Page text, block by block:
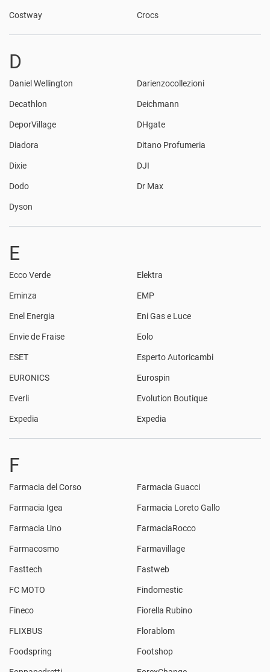
Costway Crocs
D
Daniel Wellington Darienzocollezioni
Decathlon Deichmann
DeporVillage DHgate
Diadora Ditano Profumeria
Dixie DJI
Dodo Dr Max
Dyson
E
Ecco Verde Elektra
Eminza EMP
Enel Energia Eni Gas e Luce
Envie de Fraise Eolo
ESET Esperto Autoricambi
EURONICS Eurospin
Everli Evolution Boutique
Expedia Expedia
F
Farmacia del Corso Farmacia Guacci
Farmacia Igea Farmacia Loreto Gallo
Farmacia Uno FarmaciaRocco
Farmacosmo Farmavillage
Fasttech Fastweb
FC MOTO Findomestic
Fineco Fiorella Rubino
FLIXBUS Florablom
Foodspring Footshop